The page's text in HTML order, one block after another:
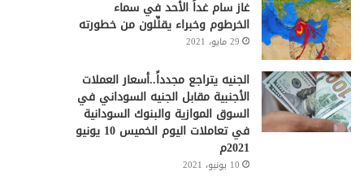
غاز سام غداً الأحد في سماء
الخرطوم وخبراء يقلِّلون من خطورته
29 مايو، 2021
الجنيه يتراجع مجدداً..أسعار العملات
الأجنبية مقابل الجنيه السوداني في
السوق الموازية والبنوك السودانية
في تعاملات اليوم الخميس 10 يونيو
2021م
10 يونيو، 2021